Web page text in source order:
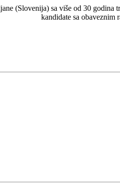
(Slovenija) sa više od 30
kandidate sa obaveznim